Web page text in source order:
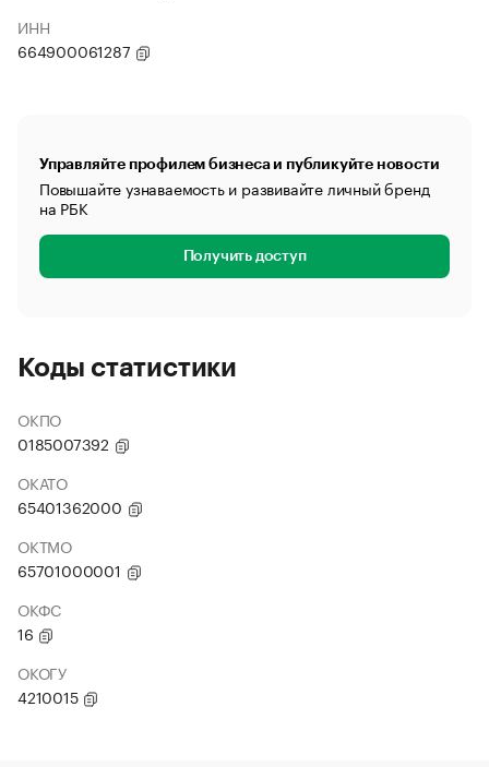
ИНН
664900061287
Управляйте профилем бизнеса и публикуйте новости
Повышайте узнаваемость и развивайте личный бренд
на РБК
Получить доступ
Коды статистики
ОКПО
0185007392
ОКАТО
65401362000
ОКТМО
65701000001
ОКФС
16
ОКОГУ
4210015